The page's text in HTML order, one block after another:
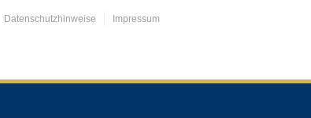
Datenschutzhinweise Impressum